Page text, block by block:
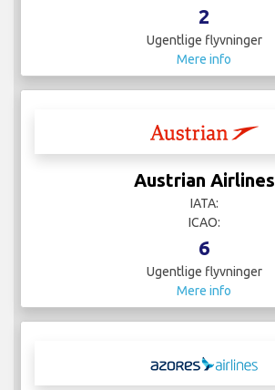
2
Ugentlige flyvninger
Mere info
Austrian Airlines
IATA:
ICAO:
6
Ugentlige flyvninger
Mere info